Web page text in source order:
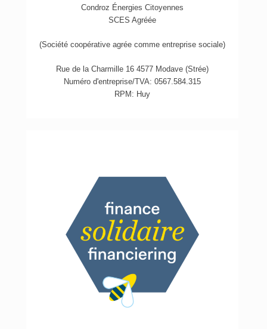
Condroz Énergies Citoyennes
SCES Agréée
(Société coopérative agrée comme entreprise sociale)
Rue de la Charmille 16 4577 Modave (Strée)
Numéro d'entreprise/TVA: 0567.584.315
RPM: Huy